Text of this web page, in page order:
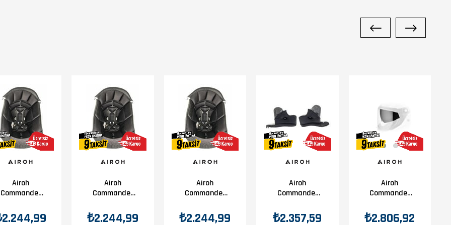
sürüş yapma imkânı sağlar. Bu özellik özellikle şehir içi kullanımda ve uzun yolda büyük avantaj sunar.
sayesinde klasik yol kasklarına yakın sürüş rahatlığı sunar.
Airoh
Commander
Airoh
Commander
₺2.244,99
Airoh
Commander
₺2.244,99
Airoh
Commander
Pad Xl
₺2.357,59
Airoh
Commander
₺2.806,92